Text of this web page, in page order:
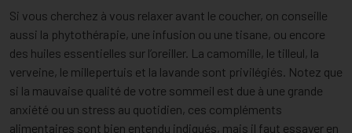
Si vous cherchez à vous relaxer avant le coucher, on conseille
aussi la phytothérapie, une infusion ou une tisane, ou encore
des huiles essentielles sur l’oreiller. La camomille, le tilleul, la
verveine, le millepertuis et la lavande sont privilégiés. Notez que
si la mauvaise qualité de votre sommeil est due à une grande
anxiété ou un stress au quotidien, ces compléments
alimentaires sont bien entendu indiqués, mais il faut essayer en